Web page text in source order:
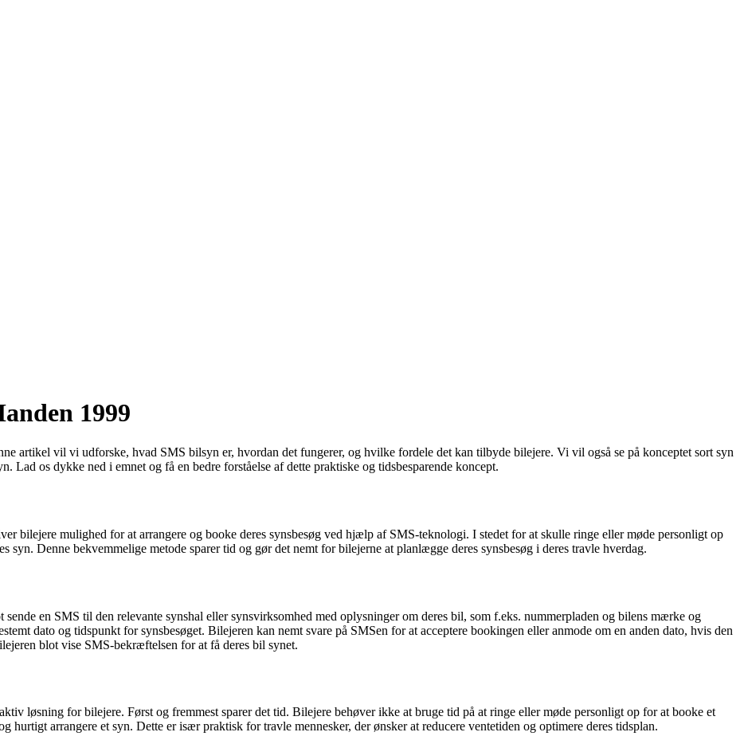
1999
artikel vil vi udforske, hvad SMS bilsyn er, hvordan det fungerer, og hvilke fordele det kan tilbyde bilejere. Vi vil også se på konceptet sort syn
os dykke ned i emnet og få en bedre forståelse af dette praktiske og tidsbesparende koncept.
bilejere mulighed for at arrangere og booke deres synsbesøg ved hjælp af SMS-teknologi. I stedet for at skulle ringe eller møde personligt op
syn. Denne bekvemmelige metode sparer tid og gør det nemt for bilejerne at planlægge deres synsbesøg i deres travle hverdag.
en SMS til den relevante synshal eller synsvirksomhed med oplysninger om deres bil, som f.eks. nummerpladen og bilens mærke og
dato og tidspunkt for synsbesøget. Bilejeren kan nemt svare på SMSen for at acceptere bookingen eller anmode om en anden dato, hvis den
blot vise SMS-bekræftelsen for at få deres bil synet.
løsning for bilejere. Først og fremmest sparer det tid. Bilejere behøver ikke at bruge tid på at ringe eller møde personligt op for at booke et
hurtigt arrangere et syn. Dette er især praktisk for travle mennesker, der ønsker at reducere ventetiden og optimere deres tidsplan.